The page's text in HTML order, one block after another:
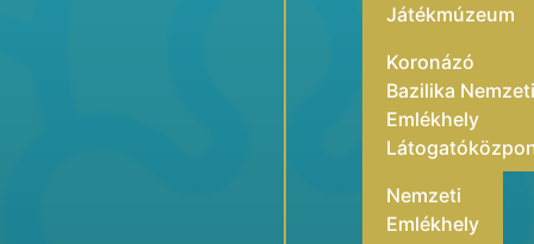
Játékmúzeum
Koronázó
Bazilika Nemzeti
Emlékhely
Nemzeti
Emlékhely